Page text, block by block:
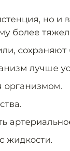
но
более
лучше
организмом.
жидкости.